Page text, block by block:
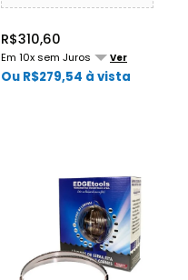
R$310,60
Em 10x sem Juros Ver
Ou R$279,54 à vista